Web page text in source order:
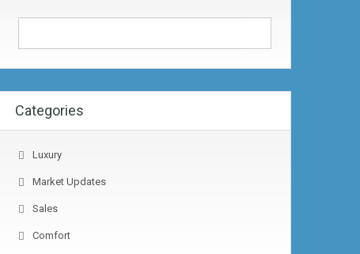
Categories
Luxury
Market Updates
Sales
Comfort